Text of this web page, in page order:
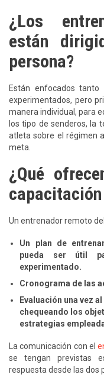
¿Los
están
persona?
Están enfocados
experimentados, pero
manera individual, para
los tipo de senderos, la
atleta sobre el régimen
meta.
¿Qué
Un entrenador remoto
Un plan de
pueda ser útil
experimentado.
Cronograma de las
Evaluación una vez
chequeando los
estrategias
La comunicación con el
se tengan previstas
respuesta desde las dos